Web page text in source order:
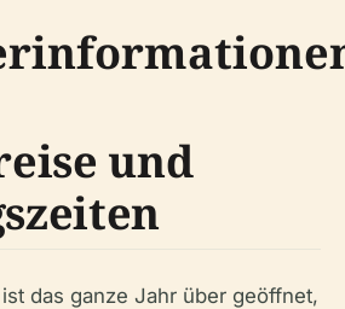
und
das ganze Jahr über geöffnet,